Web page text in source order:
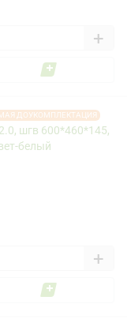
+
ДОУКОМПЛЕКТАЦИЯ
шгв 600*460*145,
белый
+